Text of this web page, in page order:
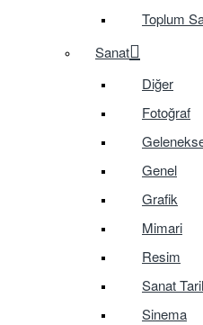
Toplum
Sanat
Diğer
Fotoğraf
Genel
Grafik
Mimari
Resim
Sanat
Sinema